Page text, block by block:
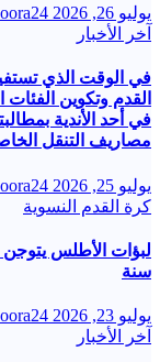
يوليو 26, 2026
آخر الأخبار
في الوقت الذي
القدم وتكوين
مصاريف التنقل
يوليو 25, 2026
كرة القدم النسوية
سنة
يوليو 23, 2026
آخر الأخبار